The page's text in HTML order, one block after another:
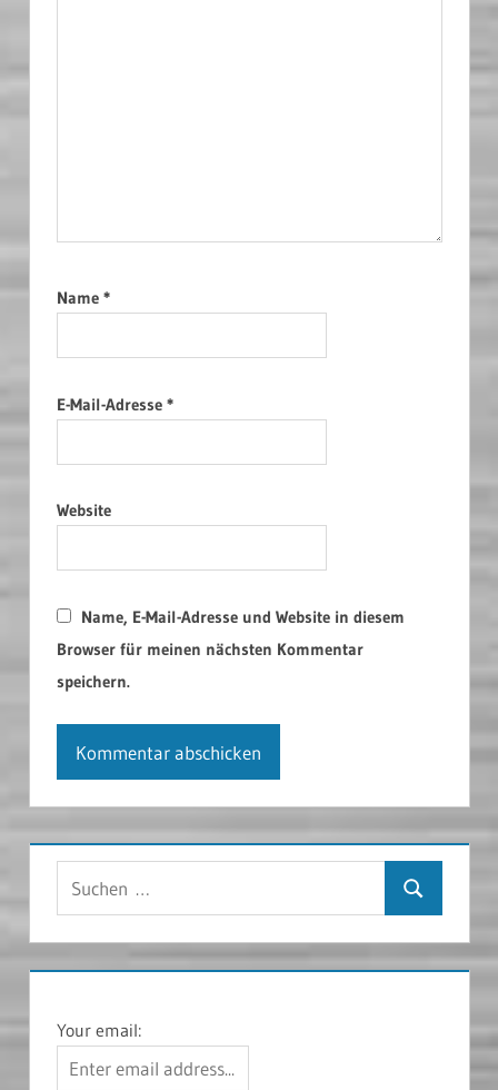
Name *
E-Mail-Adresse *
Website
Name, E-Mail-Adresse und Website in diesem
Browser für meinen nächsten Kommentar
speichern.
Suchen
Your email: